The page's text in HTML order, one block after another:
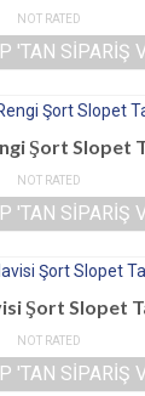
NOT RATED
'TAN SIPARIŞ
Şort Slopet
NOT RATED
'TAN SIPARIŞ
Şort Slopet
NOT RATED
'TAN SIPARIŞ